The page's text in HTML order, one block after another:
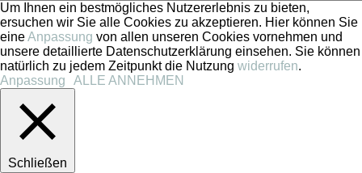
Um Ihnen ein bestmögliches Nutzererlebnis zu bieten,
ersuchen wir Sie alle Cookies zu akzeptieren. Hier können Sie
eineAnpassung von allen unseren Cookies vornehmen und
unsere detaillierte Datenschutzerklärung einsehen. Sie können
natürlich zu jedem Zeitpunkt die Nutzung widerrufen.
Anpassung
ALLE ANNEHMEN
Schließen